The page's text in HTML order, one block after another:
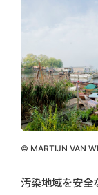
© MARTIJN VAN
汚染地域を安全